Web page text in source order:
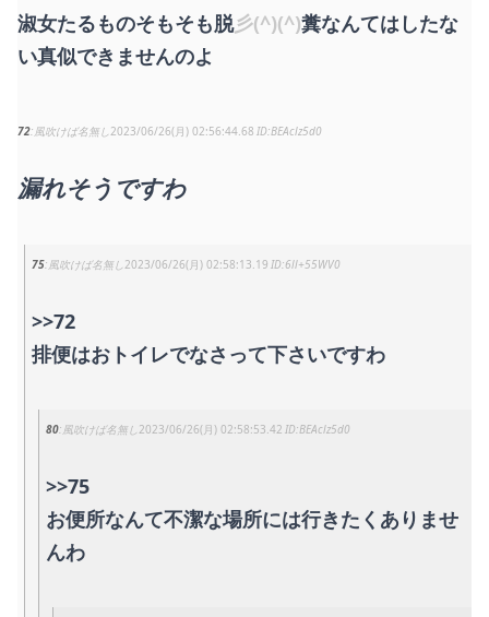
淑女たるものそもそも脱彡(^)(^)糞なんてはしたな
い真似できませんのよ
72 風吹けば名無し 2023/06/26(月) 02:56:44.68 BEAclz5d0
漏れそうですわ
75 風吹けば名無し 2023/06/26(月) 02:58:13.19 6ll+55WV0
>>72
排便はおトイレでなさって下さいですわ
80 風吹けば名無し 2023/06/26(月) 02:58:53.42 BEAclz5d0
>>75
お便所なんて不潔な場所には行きたくありませ
んわ